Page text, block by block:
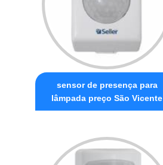
sensor de presença para
lâmpada preço São Vicente